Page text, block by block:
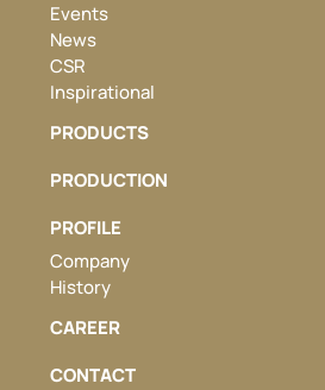
Events
News
CSR
Inspirational
PRODUCTS
PRODUCTION
PROFILE
Company
History
CAREER
CONTACT